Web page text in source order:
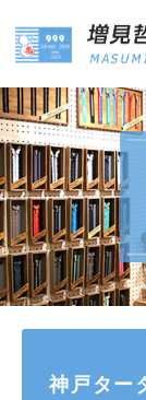
神戸ター